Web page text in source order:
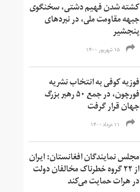
کشته شدن فهیم دشتی، سخنگوی
جبهه مقاومت ملی، در نبردهای
پنجشیر
۱۵ شهریور ۱۴۰۰
فوزیه کوفی به انتخاب نشریه
فورچون، در جمع ۵۰ رهبر بزرگ
جهان قرار گرفت
۱۱ خرداد ۱۴۰۰
مجلس نمایندگان افغانستان: ایران
از ۲۲ گروه خطرناک مخالفان دولت
در هرات حمایت می‌کند